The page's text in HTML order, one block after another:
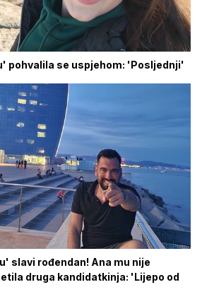
pohvalila se uspjehom: 'Posljednji'
slavi rođendan! Ana mu nije
druga kandidatkinja: 'Lijepo od